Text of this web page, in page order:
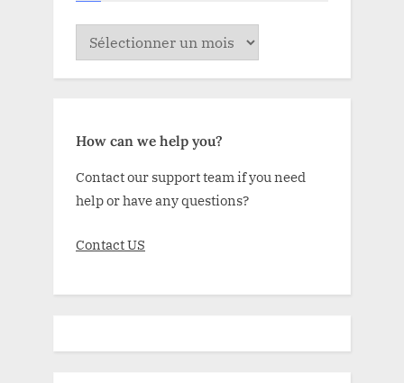
ARCHIVE
How can we help you?
Contact our support team if you need
help or have any questions?
Contact US